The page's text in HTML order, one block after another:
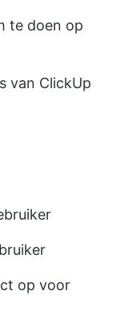
te doen op
van ClickUp
op voor